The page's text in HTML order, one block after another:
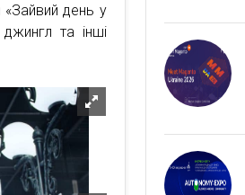
«Зайвий день у
та інші